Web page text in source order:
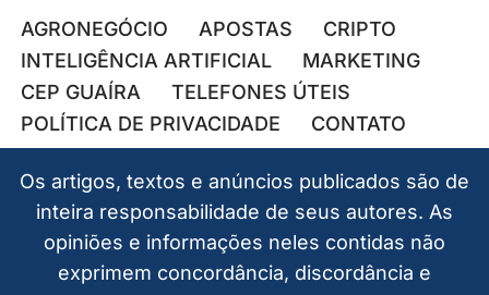
AGRONEGÓCIO APOSTAS
CRIPTO
INTELIGÊNCIA ARTIFICIAL
MARKETING
CEP GUAÍRA
TELEFONES ÚTEIS
POLÍTICA DE PRIVACIDADE
CONTATO
Os artigos, textos e anúncios publicados são de
inteira responsabilidade de seus autores. As
opiniões e informações neles contidas não
exprimem concordância, discordância e